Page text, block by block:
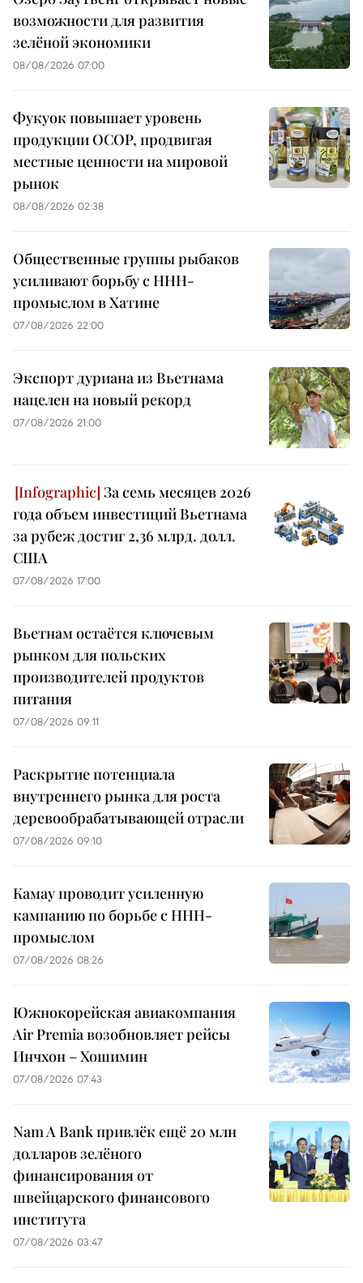
возможности для развития
зелёной экономики
08/08/2026 07:00
Фукуок повышает уровень
продукции OCOP, продвигая
местные ценности на мировой
рынок
08/08/2026 02:38
Общественные группы рыбаков
усиливают борьбу с ННН-
промыслом в Хатине
07/08/2026 22:00
Экспорт дуриана из Вьетнама
нацелен на новый рекорд
07/08/2026 21:00
За семь месяцев 2026
года объем инвестиций Вьетнама
за рубеж достиг 2,36 млрд. долл.
США
07/08/2026 17:00
Вьетнам остаётся ключевым
рынком для польских
производителей продуктов
питания
07/08/2026 09:11
Раскрытие потенциала
внутреннего рынка для роста
деревообрабатывающей отрасли
07/08/2026 09:10
Камау проводит усиленную
кампанию по борьбе с ННН-
промыслом
07/08/2026 08:26
Южнокорейская авиакомпания
Air Premia возобновляет рейсы
Инчхон – Хошимин
07/08/2026 07:43
Nam A Bank привлёк ещё 20 млн
долларов зелёного
финансирования от
швейцарского финансового
института
07/08/2026 03:47